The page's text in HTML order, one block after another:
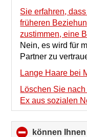
Sie erfahren,
früheren
zustimmen, eine
Nein, es wird für
Partner zu
Lange Haare bei
Löschen Sie
Ex aus sozialen
können